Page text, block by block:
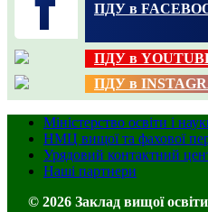
ПДУ в
ПДУ в
ПДУ в
Міністерство освіти і
НМЦ вищої та фахової
Урядовий контактний
Наші партнери
© 2026 Заклад вищої